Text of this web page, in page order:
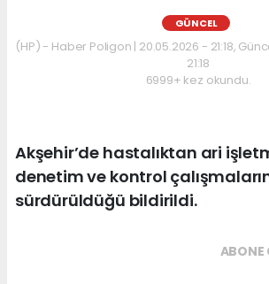
GÜNCEL
(HP) - Haber Poligon | 20.05.2026 - 21:18,
21:18
6999+ kez okundu.
Akşehir’de hastalıktan ari
denetim ve kontrol
sürdürüldüğü bildirildi.
ABONE